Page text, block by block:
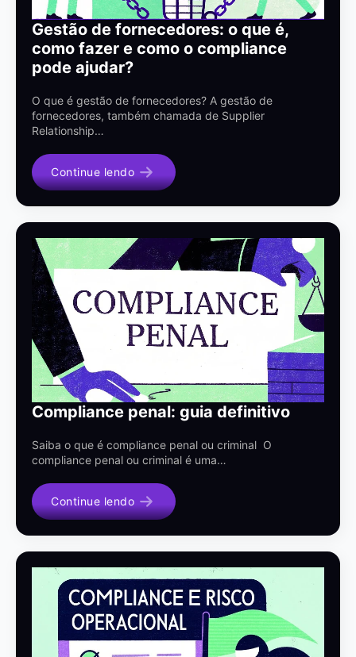
Gestão de fornecedores: o que é,
como fazer e como o compliance
pode ajudar?
O que é gestão de fornecedores? A gestão de
fornecedores, também chamada de Supplier
Relationship…
Continue lendo
Compliance penal: guia definitivo
Saiba o que é compliance penal ou criminal O
compliance penal ou criminal é uma…
Continue lendo